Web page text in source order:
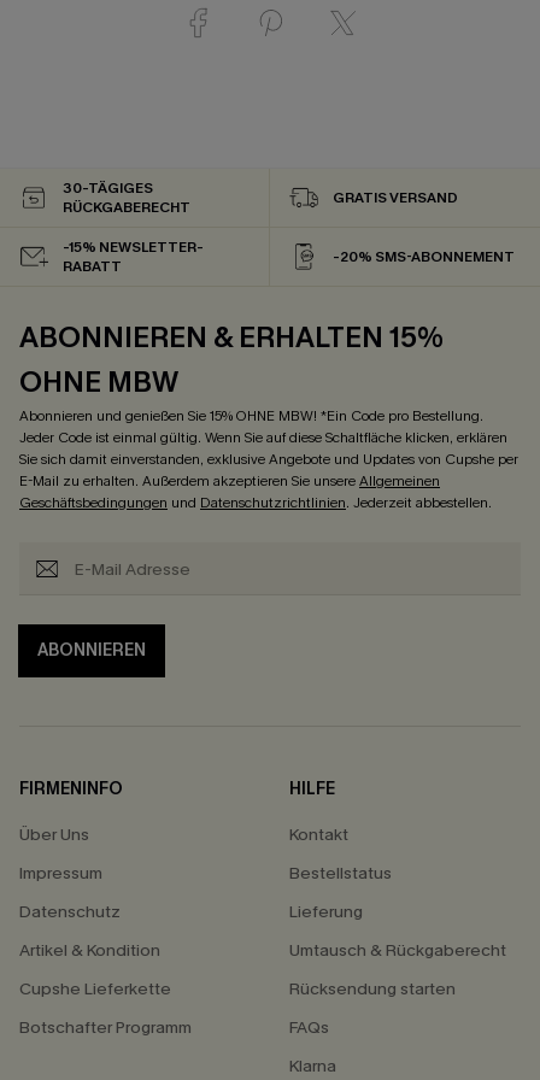
30-TÄGIGES
RÜCKGABERECHT
GRATIS VERSAND
-15% NEWSLETTER-
RABATT
-20% SMS-ABONNEMENT
ABONNIEREN & ERHALTEN 15%
OHNE MBW
Abonnieren und genießen Sie 15% OHNE MBW! *Ein Code pro Bestellung.
Jeder Code ist einmal gültig. Wenn Sie auf diese Schaltfläche klicken, erklären
Sie sich damit einverstanden, exklusive Angebote und Updates von Cupshe per
E-Mail zu erhalten. Außerdem akzeptieren Sie unsereAllgemeinen
Geschäftsbedingungen und Datenschutzrichtlinien. Jederzeit abbestellen.
ABONNIEREN
FIRMENINFO
Über Uns
Impressum
Datenschutz
Artikel & Kondition
Cupshe Lieferkette
Botschafter Programm
HILFE
Kontakt
Bestellstatus
Lieferung
Umtausch & Rückgaberecht
Rücksendung starten
FAQs
Klarna